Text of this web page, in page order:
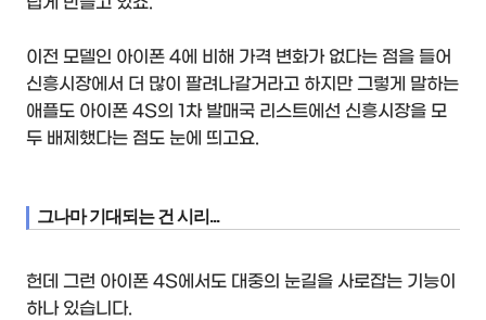
이전 모델인 아이폰 4에 비해 가격 변화가 없다는 점을 들어
신흥시장에서 더 많이 팔려나갈거라고 하지만 그렇게 말하는
애플도 아이폰 4S의 1차 발매국 리스트에선 신흥시장을 모
두 배제했다는 점도 눈에 띄고요.
그나마 기대되는 건 시리...
헌데 그런 아이폰 4S에서도 대중의 눈길을 사로잡는 기능이
하나 있습니다.